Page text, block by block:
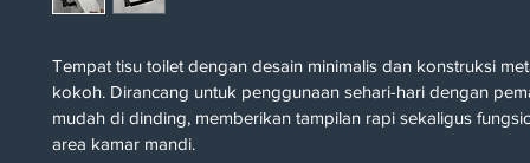
Tempat tisu toilet dengan desain minimalis dan konstruksi
kokoh. Dirancang untuk penggunaan sehari-hari dengan
mudah di dinding, memberikan tampilan rapi sekaligus
area kamar mandi.